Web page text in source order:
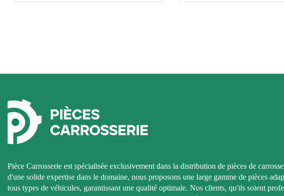
Pièce Carrosserie est spécialisée exclusivement dans la distribution de pièces de
d'une solide expertise dans le domaine, nous proposons une large gamme de pièces
tous types de véhicules, garantissant une qualité optimale. Nos clients, qu'ils soient